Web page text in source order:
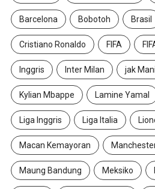
Barcelona Bobotoh Brasil
Cristiano Ronaldo FIFA
Inggris Inter Milan jak
Kylian Mbappe Lamine Yamal
Liga Inggris Liga Italia
Macan Kemayoran
Maung Bandung Meksiko